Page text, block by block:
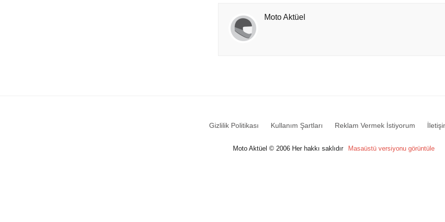
Moto Aktüel
Gizlilik Politikası Kullanım Şartları Reklam Vermek İstiyorum
Moto Aktüel © 2006 Her hakkı saklıdır Masaüstü versiyonu görüntüle